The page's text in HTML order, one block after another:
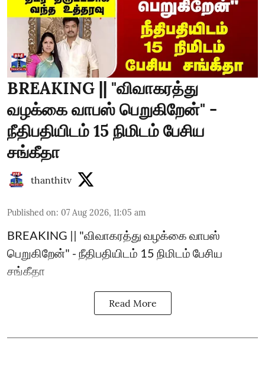
BREAKING || "விவாகரத்து
வழக்கை வாபஸ் பெறுகிறேன்" -
நீதிபதியிடம் 15 நிமிடம் பேசிய
சங்கீதா
thanthitv
Published on: 07 Aug 2026, 11:05 am
BREAKING || "விவாகரத்து வழக்கை வாபஸ்
பெறுகிறேன்" - நீதிபதியிடம் 15 நிமிடம் பேசிய
சங்கீதா
Read More